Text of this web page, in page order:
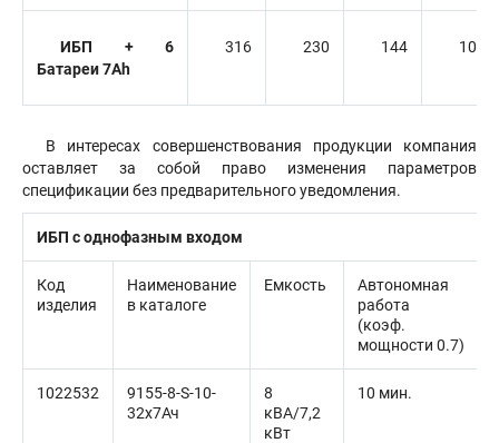
ИБП + 6
Батареи 7Ah
316 230 144 102
В интересах совершенствования продукции компания
оставляет за собой право изменения параметров
спецификации без предварительного уведомления.
ИБП с однофазным входом
Код
изделия
Наименование
в каталоге
Емкость
Автономная
работа
(коэф.
мощности 0.7)
1022532
9155-8-S-10-
32x7Ач
8
кВА/7,2
кВт
10 мин.